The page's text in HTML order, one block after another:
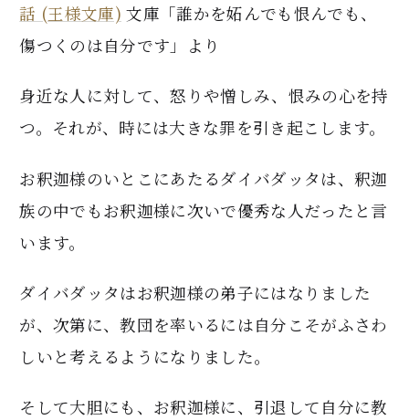
話 (王様文庫) 文庫「誰かを妬んでも恨んでも、
傷つくのは自分です」より
身近な人に対して、怒りや憎しみ、恨みの心を持
つ。それが、時には大きな罪を引き起こします。
お釈迦様のいとこにあたるダイバダッタは、釈迦
族の中でもお釈迦様に次いで優秀な人だったと言
います。
ダイバダッタはお釈迦様の弟子にはなりました
が、次第に、教団を率いるには自分こそがふさわ
しいと考えるようになりました。
そして大胆にも、お釈迦様に、引退して自分に教